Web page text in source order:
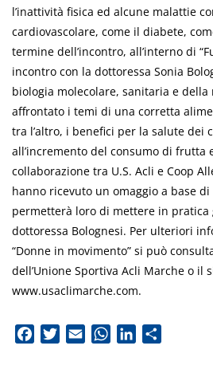
l’inattività fisica ed alcune malattie
cardiovascolare, come il diabete,
termine dell’incontro, all’interno di
incontro con la dottoressa Sonia
biologia molecolare, sanitaria e
affrontato i temi di una corretta
tra l’altro, i benefici per la salute dei
all’incremento del consumo di frutta
collaborazione tra U.S. Acli e Coop
hanno ricevuto un omaggio a base
permetterà loro di mettere in
dottoressa Bolognesi. Per ulteriori
“Donne in movimento” si può
dell’Unione Sportiva Acli Marche o il
www.usaclimarche.com.
FacebookTwitterEmail WhatsApp
LinkedIn